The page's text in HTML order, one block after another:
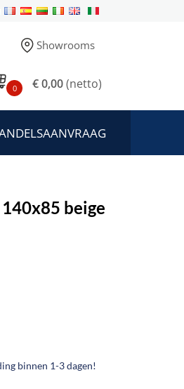
Showrooms
0 € 0,00(netto)
beige
binnen 1-3 dagen!